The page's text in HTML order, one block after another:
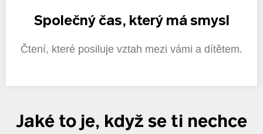
Společný čas, který má smysl
Čtení, které posiluje vztah mezi vámi a dítětem.
Jaké to je, když se ti nechce